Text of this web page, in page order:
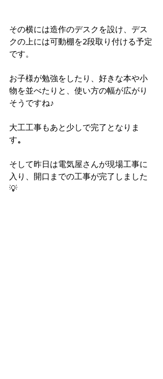
その横には造作のデスクを設け、デス
クの上には可動棚を2段取り付ける予定
です。
お子様が勉強をしたり、好きな本や小
物を並べたりと、使い方の幅が広がり
そうですね♪
大工工事もあと少しで完了となりま
す。
そして昨日は電気屋さんが現場工事に
入り、開口までの工事が完了しました
💡